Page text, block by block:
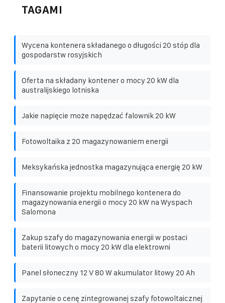
TAGAMI
Wycena kontenera składanego o długości 20 stóp dla
gospodarstw rosyjskich
Oferta na składany kontener o mocy 20 kW dla
australijskiego lotniska
Jakie napięcie może napędzać falownik 20 kW
Fotowoltaika z 20 magazynowaniem energii
Meksykańska jednostka magazynująca energię 20 kW
Finansowanie projektu mobilnego kontenera do
magazynowania energii o mocy 20 kW na Wyspach
Salomona
Zakup szafy do magazynowania energii w postaci
baterii litowych o mocy 20 kW dla elektrowni
Panel słoneczny 12 V 80 W akumulator litowy 20 Ah
Zapytanie o cenę zintegrowanej szafy fotowoltaicznej